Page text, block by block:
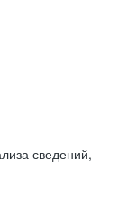
сведений,